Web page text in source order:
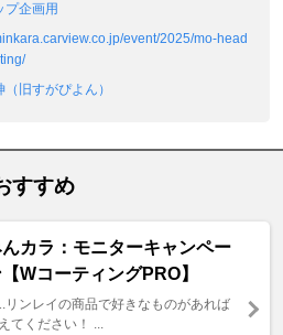
プ企画用
event/2025/mo-head
（旧すがぴよん）
すすめ
カラ：モニターキャンペー
【WコーティングPRO】
リンレイの商品で好きなものがあれば
てください！ ...